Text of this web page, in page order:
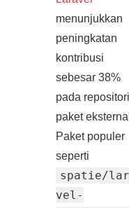
menunjukkan
peningkatan
kontribusi
sebesar 38%
pada repositori
paket
Paket populer
seperti
spatie/
vel-